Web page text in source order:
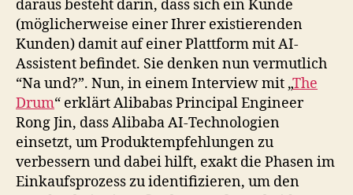
daraus besteht darin, dass sich ein Kunde
(möglicherweise einer Ihrer existierenden
Kunden) damit auf einer Plattform mit AI-
Assistent befindet. Sie denken nun vermutlich
“Na und?”. Nun, in einem Interview mit „The
Drum“ erklärt Alibabas Principal Engineer
Rong Jin, dass Alibaba AI-Technologien
einsetzt, um Produktempfehlungen zu
verbessern und dabei hilft, exakt die Phasen im
Einkaufsprozess zu identifizieren, um den